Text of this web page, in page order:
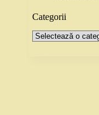
Categorii
Categorii